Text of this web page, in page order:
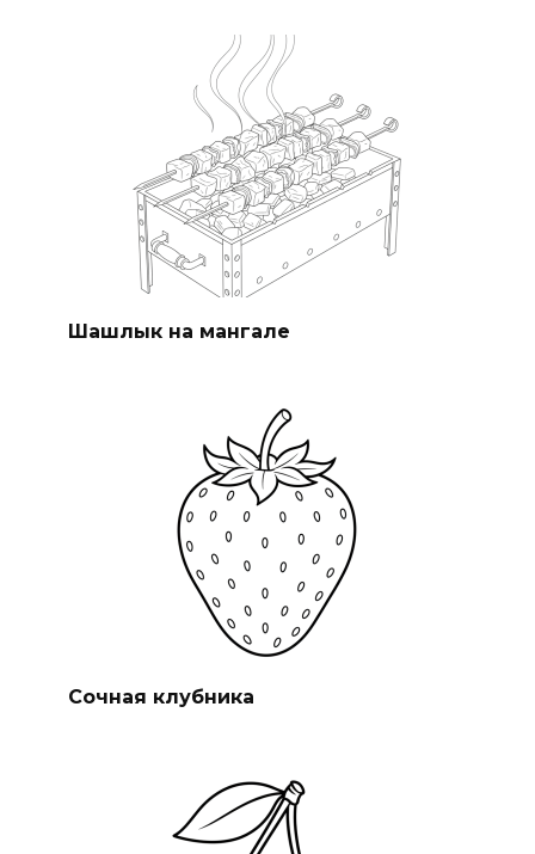
Шашлык на мангале
Сочная клубника